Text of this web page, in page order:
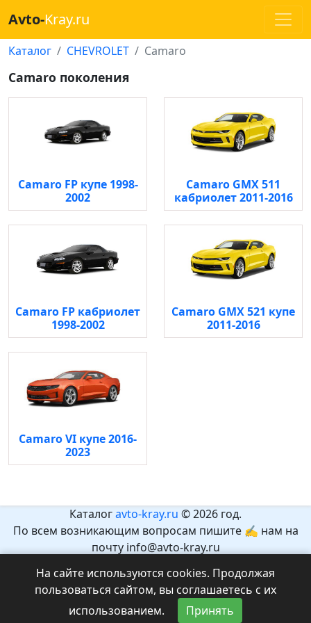
Avto-Kray.ru
Каталог CHEVROLET Camaro
Camaro поколения
Camaro FP купе 1998-
2002
Camaro GMX 511
кабриолет 2011-2016
Camaro FP кабриолет
1998-2002
Camaro GMX 521 купе
2011-2016
Camaro VI купе 2016-
2023
Каталогavto-kray.ru © 2026 год.
По всем возникающим вопросам пишите ✍ нам на
почту info@avto-kray.ru
которая может причинить вред здоровью и развитию
детей.
Рекомендуемый возраст 12+.
На сайте используются cookies. Продолжая
пользоваться сайтом, вы соглашаетесь с их
использованием.
Принять